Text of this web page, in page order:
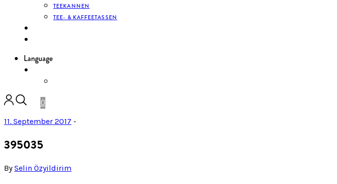
TEEKANNEN
TEE- & KAFFEETASSEN
Language
0
11. September 2017 -
395035
BySelin Özyildirim